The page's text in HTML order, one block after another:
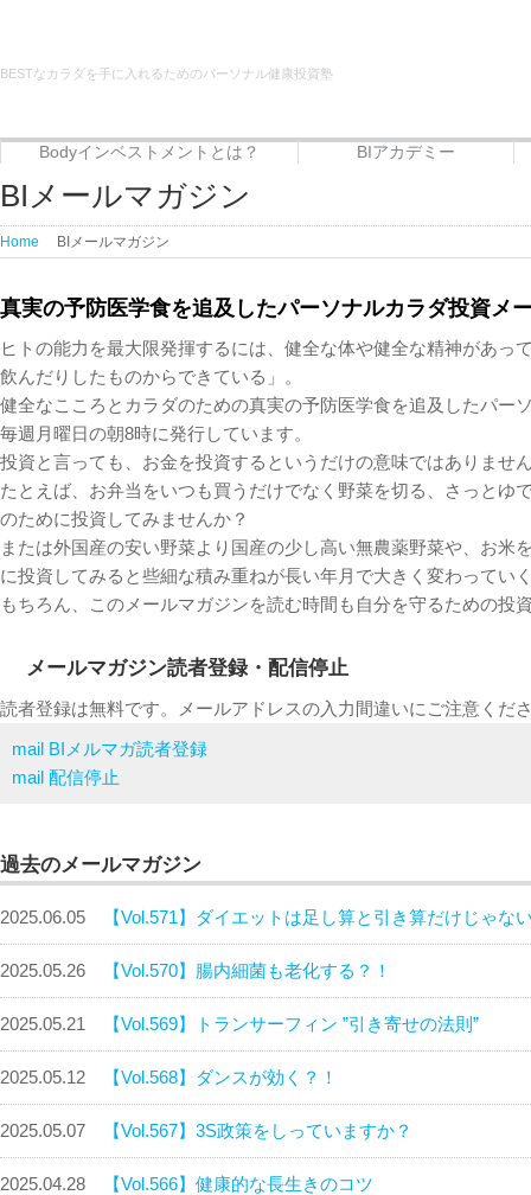
BESTなカラダを手に入れるためのパーソナル健康投資塾
Bodyインベストメントとは？
BIアカデミー
BIメールマガジン
Home BIメールマガジン
真実の予防医学食を追及したパーソナルカラダ投資メ
ヒトの能力を最大限発揮するには、健全な体や健全な精神があっ
飲んだりしたものからできている」。
健全なこころとカラダのための真実の予防医学食を追及したパー
毎週月曜日の朝8時に発行しています。
投資と言っても、お金を投資するというだけの意味ではありませ
たとえば、お弁当をいつも買うだけでなく野菜を切る、さっとゆ
のために投資してみませんか？
または外国産の安い野菜より国産の少し高い無農薬野菜や、お米
に投資してみると些細な積み重ねが長い年月で大きく変わってい
もちろん、このメールマガジンを読む時間も自分を守るための投
メールマガジン読者登録・配信停止
読者登録は無料です。メールアドレスの入力間違いにご注意くだ
mail BIメルマガ読者登録
mail 配信停止
過去のメールマガジン
2025.06.05 【Vol.571】ダイエットは足し算と引き算だけじゃな
2025.05.26 【Vol.570】腸内細菌も老化する？！
2025.05.21 【Vol.569】トランサーフィン ”引き寄せの法則”
2025.05.12 【Vol.568】ダンスが効く？！
2025.05.07 【Vol.567】3S政策をしっていますか？
2025.04.28 【Vol.566】健康的な長生きのコツ